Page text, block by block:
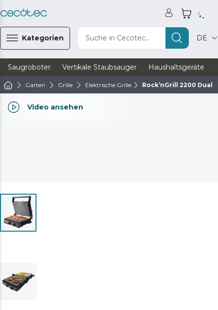
Kategorien Suche in Cecotec... DE
Saugroboter Vertikale Staubsauger Haushaltsgeräte
Garten Grille Elektrische Grille Rock’nGrill 2200 Dual
Video ansehen